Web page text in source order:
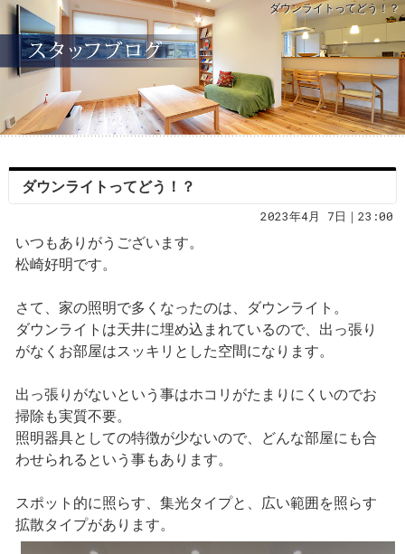
ダウンライトってどう！？
ダウンライトってどう！？
2023年4月 7日｜23:00
いつもありがうございます。
松崎好明です。
さて、家の照明で多くなったのは、ダウンライト。
ダウンライトは天井に埋め込まれているので、出っ張り
がなくお部屋はスッキリとした空間になります。
出っ張りがないという事はホコリがたまりにくいのでお
掃除も実質不要。
照明器具としての特徴が少ないので、どんな部屋にも合
わせられるという事もあります。
スポット的に照らす、集光タイプと、広い範囲を照らす
拡散タイプがあります。